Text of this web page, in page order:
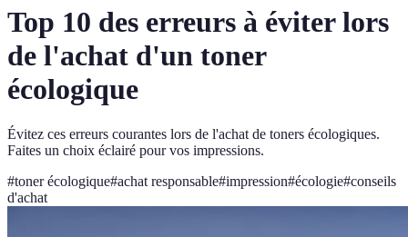
Top 10 des erreurs à éviter lors
de l'achat d'un toner
écologique
Évitez ces erreurs courantes lors de l'achat de toners écologiques.
Faites un choix éclairé pour vos impressions.
#toner écologique#achat responsable#impression#écologie#conseils
d'achat